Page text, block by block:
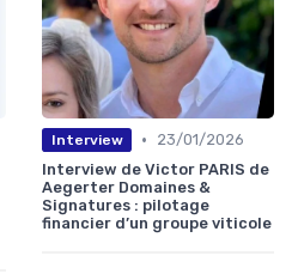
Interview •
23/01/2026
Interview de Victor PARIS de
Aegerter Domaines &
Signatures : pilotage
financier d’un groupe viticole